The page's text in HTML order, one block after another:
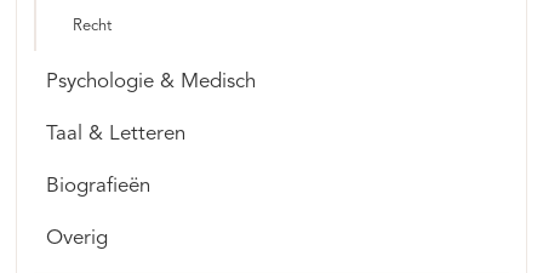
Recht
Psychologie & Medisch
Taal & Letteren
Biografieën
Overig